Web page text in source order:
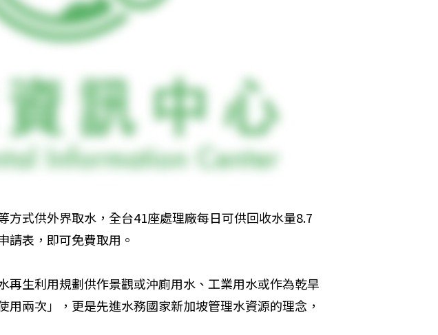
方式供外界取水，全台41座處理廠每日可供回收水量8.7
請表，即可免費取用。
再生利用規劃供作景觀或沖廁用水、工業用水或作為乾旱
用兩次」，更是先進水務國家新加坡管理水資源的理念，